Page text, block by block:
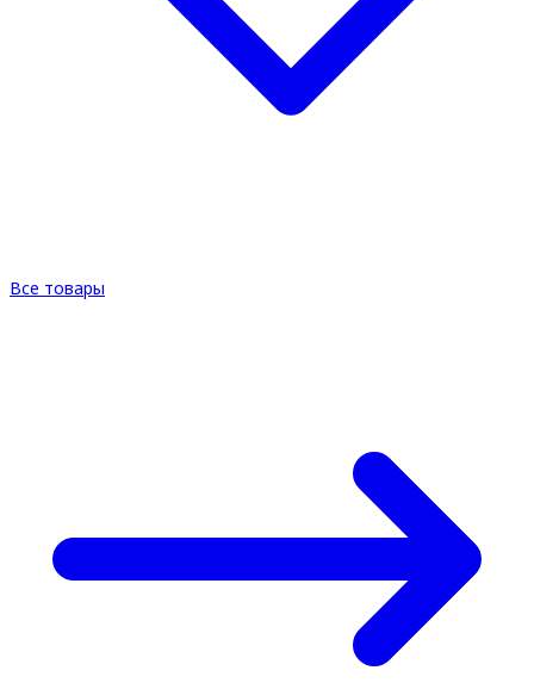
Все товары